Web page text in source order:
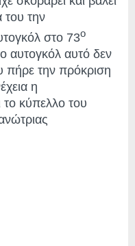
την
στο 73ο
αυτογκόλ αυτό δεν
πήρε την πρόκριση
η
το κύπελλο του